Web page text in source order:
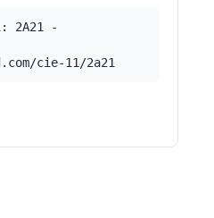
2A21 -
cie-11/2a21